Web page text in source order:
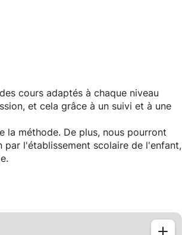
cours adaptés à chaque niveau
et cela grâce à un suivi et à une
la méthode. De plus, nous pourront
par l'établissement scolaire de l'enfant,